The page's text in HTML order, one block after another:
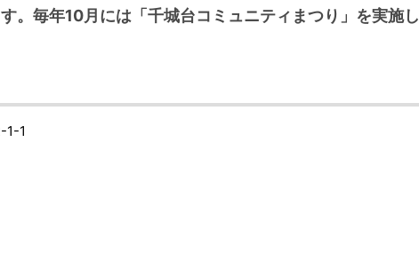
。毎年10月には「千城台コミュニティまつり」を実施し
1-1